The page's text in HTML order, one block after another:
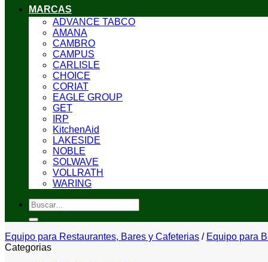
MARCAS
ADVANCE TABCO
AMANA
CAMBRO
CAMPUS
CARLISLE
CHOICE
CORIAT
EAGLE GROUP
GET
IRP
KitchenAid
LAKESIDE
NOBLE
SOLWAVE
VOLLRATH
WARING
Buscar
por:
Equipo para Restaurantes, Bares y Cafeterias / Equipo para
Categorias